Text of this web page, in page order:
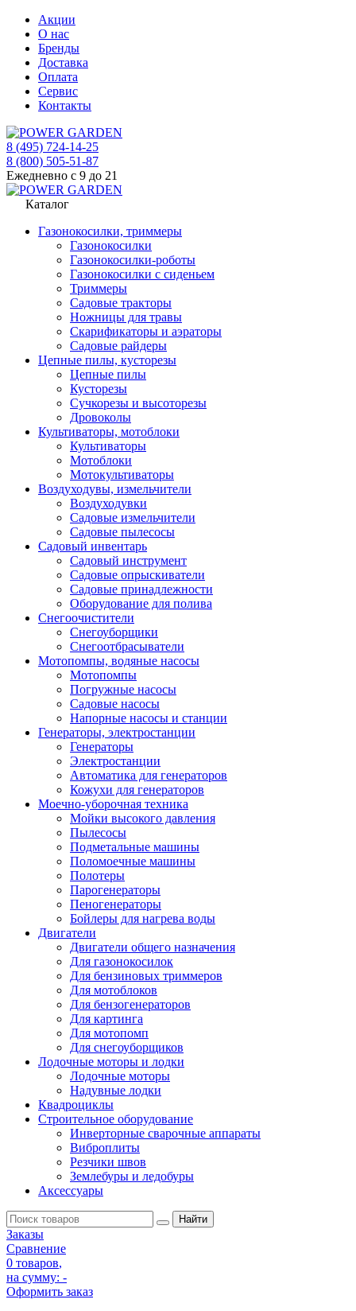
Акции
О нас
Бренды
Доставка
Оплата
Сервис
Контакты
8 (495) 724-14-25
8 (800) 505-51-87
Ежедневно с 9 до 21
Каталог
Газонокосилки, триммеры
Газонокосилки
Газонокосилки-роботы
Газонокосилки с сиденьем
Триммеры
Садовые тракторы
Ножницы для травы
Скарификаторы и аэраторы
Садовые райдеры
Цепные пилы, кусторезы
Цепные пилы
Кусторезы
Сучкорезы и высоторезы
Дровоколы
Культиваторы, мотоблоки
Культиваторы
Мотоблоки
Мотокультиваторы
Воздуходувы, измельчители
Воздуходувки
Садовые измельчители
Садовые пылесосы
Садовый инвентарь
Садовый инструмент
Садовые опрыскиватели
Садовые принадлежности
Оборудование для полива
Снегоочистители
Снегоуборщики
Снегоотбрасыватели
Мотопомпы, водяные насосы
Мотопомпы
Погружные насосы
Садовые насосы
Напорные насосы и станции
Генераторы, электростанции
Генераторы
Электростанции
Автоматика для генераторов
Кожухи для генераторов
Моечно-уборочная техника
Мойки высокого давления
Пылесосы
Подметальные машины
Поломоечные машины
Полотеры
Парогенераторы
Пеногенераторы
Бойлеры для нагрева воды
Двигатели
Двигатели общего назначения
Для газонокосилок
Для бензиновых триммеров
Для мотоблоков
Для бензогенераторов
Для картинга
Для мотопомп
Для снегоуборщиков
Лодочные моторы и лодки
Лодочные моторы
Надувные лодки
Квадроциклы
Строительное оборудование
Инверторные сварочные аппараты
Виброплиты
Резчики швов
Землебуры и ледобуры
Аксессуары
Заказы
Сравнение
0 товаров,
на сумму: -
Оформить заказ